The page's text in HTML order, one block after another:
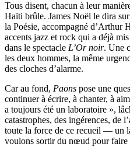
Tous disent, chacun à leur
Haïti brûle. James Noël le dira
la Poésie, accompagné
accents jazz et rock qui a déjà
dans le spectacle L’Or noir. Une
les deux hommes, la même
des cloches d’alarme.
Car au fond, Paons pose une
continuer à écrire, à chanter, à
a toujours été un laboratoire »,
catastrophes, des ingérences, de
toute la force de ce recueil — un
voulons sortir du nœud pour